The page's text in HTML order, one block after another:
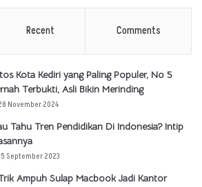
Recent Comments
Kota Kediri yang Paling Populer, No 5
Terbukti, Asli Bikin Merinding
November 2024
Tahu Tren Pendidikan Di Indonesia? Intip
September 2023
Ampuh Sulap Macbook Jadi Kantor